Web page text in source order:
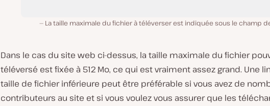
La taille maximale du fichier à téléverser est indiquée sous le champ
Dans le cas du site web ci-dessus, la taille maximale du fichier
téléversé est fixée à 512 Mo, ce qui est vraiment assez grand. Une
taille de fichier inférieure peut être préférable si vous avez de
contributeurs au site et si vous voulez vous assurer que les